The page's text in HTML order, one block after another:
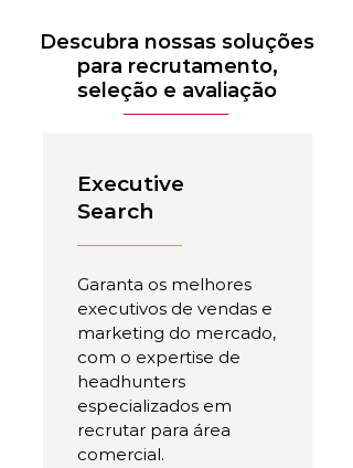
Descubra nossas soluções
para recrutamento,
seleção e avaliação
Executive
Search
Garanta os melhores
executivos de vendas e
marketing do mercado,
com o expertise de
headhunters
especializados em
recrutar para área
comercial.